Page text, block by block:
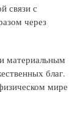
связи с
через
материальным
благ.
мире